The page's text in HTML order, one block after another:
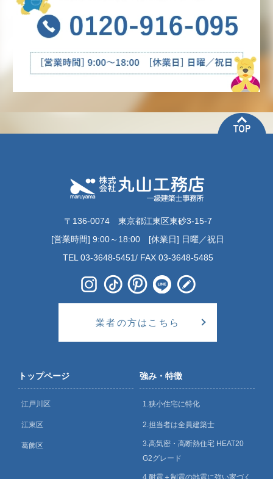
〒136-0074 東京都江東区東砂3-15-7
[営業時間] 9:00～18:00 [休業日] 日曜／祝日
TEL 03-3648-5451/ FAX 03-3648-5485
業者の方はこちら
トップページ
江戸川区
江東区
葛飾区
強み・特徴
1.狭小住宅に特化
2.担当者は全員建築士
3.高気密・高断熱住宅 HEAT20
G2グレード
4.耐震＋制震の地震に強い家づく